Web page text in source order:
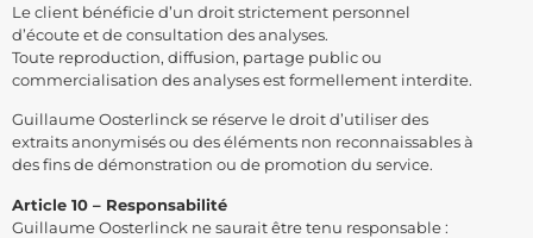
Le client bénéficie d’un droit strictement personnel
d’écoute et de consultation des analyses.
Toute reproduction, diffusion, partage public ou
commercialisation des analyses est formellement interdite.
Guillaume Oosterlinck se réserve le droit d’utiliser des
extraits anonymisés ou des éléments non reconnaissables à
des fins de démonstration ou de promotion du service.
Article 10 – Responsabilité
Guillaume Oosterlinck ne saurait être tenu responsable :